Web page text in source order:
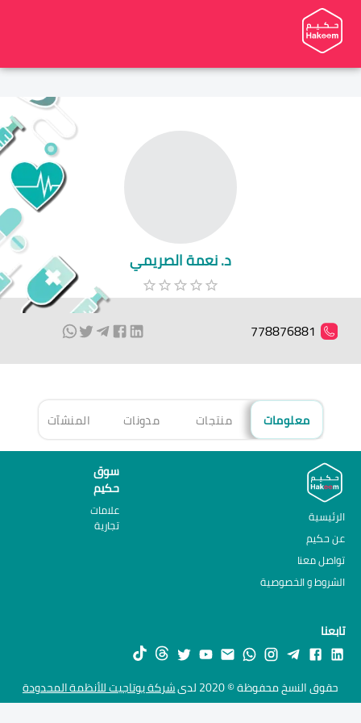
د. نعمة الصريمي
778876881
معلومات منتجات مدونات المنشآت
الرئيسية
عن حكيم
تواصل معنا
الشروط و الخصوصية
سوق
حكيم
علامات
تجارية
تابعنا
حقوق النسخ محفوظة © 2020 لدى شركة يوتاجيت للأنظمة المحدودة